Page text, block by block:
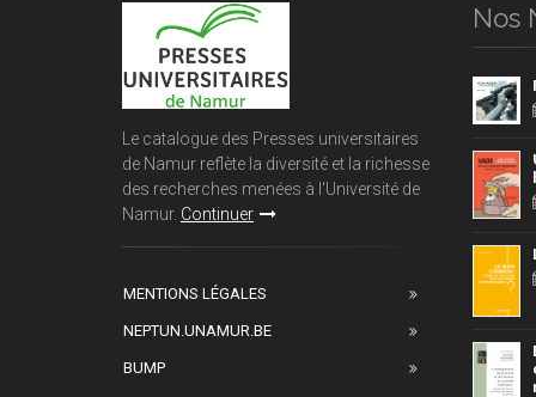
Le catalogue des Presses universitaires
de Namur reflète la diversité et la richesse
des recherches menées à l'Université de
Namur. Continuer
MENTIONS LÉGALES
NEPTUN.UNAMUR.BE
BUMP
Nos